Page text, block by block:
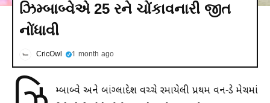
ઝિમ્બાબ્વેએ 25 રને ચોંકાવનારી જીત
નોંધાવી
CricOwl 1 month ago
મ્બાબ્વે અને બાંગ્લાદેશ વચ્ચે રમાયેલી પ્રથમ વન-ડે મેચમાં